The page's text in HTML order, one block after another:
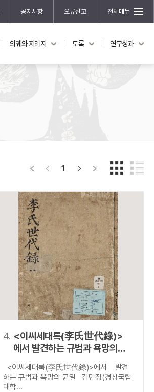
공지사항 오류신고 전체메뉴
연구성과
신진학자 초청 연구교류 사업
규장각-산기 연구비 지원 사업
기획연구
홍재 한국학 펠로십 프로그램
의궤와 지리지 도록 연구성과
1
4. <이씨세대록(李氏世代錄)>
에서 발견하는 규범과 욕망의
<이씨세대록(李氏世代錄)>에서 발견
하는 규범과 욕망의 균열 김민정(경상국립
대학...